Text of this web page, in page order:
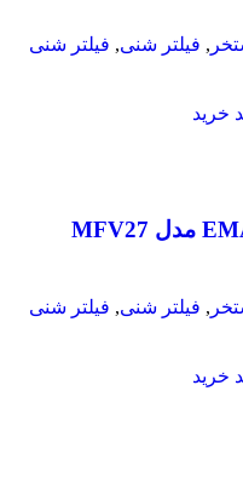
, فیلتر شنی, فیلتر شنی
خرید
, فیلتر شنی, فیلتر شنی
خرید